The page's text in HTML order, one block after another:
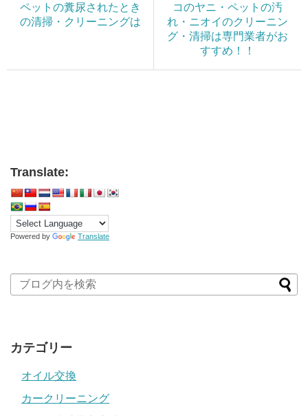
ペットの糞尿されたとき
の清掃・クリーニングは
コのヤニ・ペットの汚
れ・ニオイのクリーニン
グ・清掃は専門業者がお
すすめ！！
Translate:
Powered by Translate
カテゴリー
オイル交換
カークリーニング